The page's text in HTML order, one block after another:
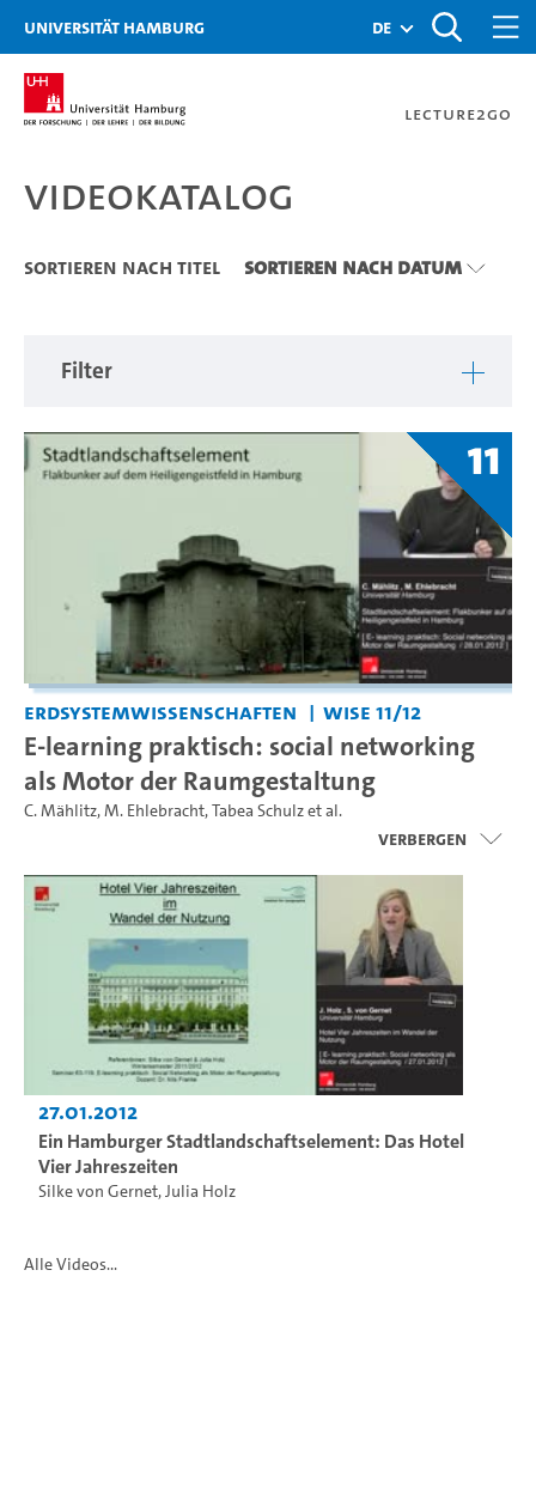
Zu den Filtern
Zur Metanavigation
Zur Hauptnavigation
Zur Suche
Zum Inhalt
Zum Seitenfuss
Universität Hamburg de
Lecture2Go
Videokatalog
Videokatalog
Sortieren nach Titel Sortieren nach Datum
Filter
11
Erdsystemwissenschaften WiSe 11/12
E-learning praktisch: social networking
als Motor der Raumgestaltung
C. Mählitz,M. Ehlebracht,Tabea Schulzet al.
Verbergen
27.01.2012
Ein Hamburger Stadtlandschaftselement: Das Hotel
Vier Jahreszeiten
Silke von Gernet,Julia Holz
Alle Videos...